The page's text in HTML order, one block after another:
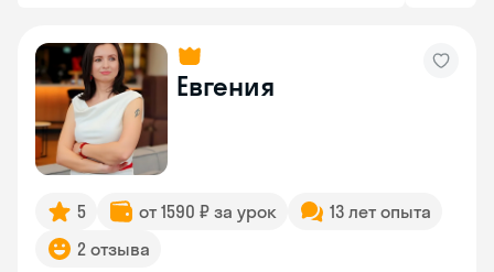
Евгения
5 от 1590 ₽ за урок
13 лет опыта
2 отзыва